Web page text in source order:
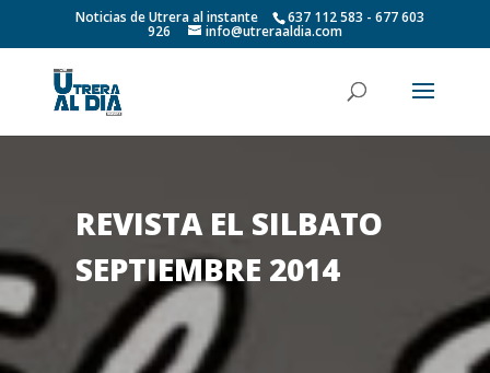
Noticias de Utrera al instante 637 112 583 - 677 603
926 info@utreraaldia.com
REVISTA EL SILBATO
SEPTIEMBRE 2014